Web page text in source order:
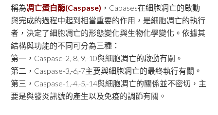
稱為凋亡蛋白酶(Caspase) ，Capases在細胞凋亡的啟動
與完成的過程中起到相當重要的作用，是細胞凋亡的執行
者，決定了細胞凋亡的形態變化與生物化學變化。依據其
結構與功能的不同可分為三種：
第一，Caspase-2,-8,-9,-10與細胞凋亡的啟動有關。
第二，Caspase-3,-6,-7主要與細胞凋亡的最終執行有關。
第三，Caspase-1,-4,-5,-14與細胞凋亡的關係並不密切，主
要是與發炎訊號的產生以及免疫的調節有關。